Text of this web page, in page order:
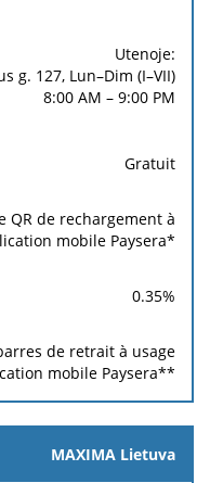
Utenoje:
g. 127, Lun–Dim (I–VII)
8:00 AM – 9:00 PM
Gratuit
QR de rechargement à
mobile Paysera*
0.35%
de retrait à usage
mobile Paysera**
MAXIMA Lietuva